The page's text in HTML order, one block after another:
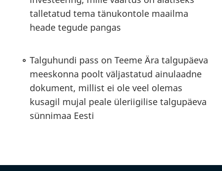
talletatud tema tänukontole maailma
heade tegude pangas
Talguhundi pass on Teeme Ära talgupäeva
meeskonna poolt väljastatud ainulaadne
dokument, millist ei ole veel olemas
kusagil mujal peale üleriigilise talgupäeva
sünnimaa Eesti